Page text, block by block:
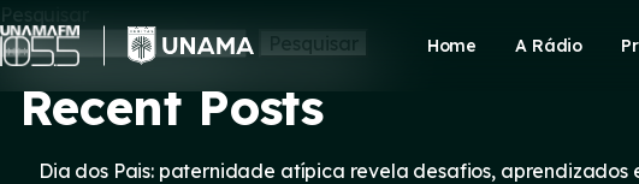
Skip
to
content
Home A Rádio
Pesquisar
Pesquisar
Recent Posts
Dia dos Pais: paternidade atípica revela desafios,